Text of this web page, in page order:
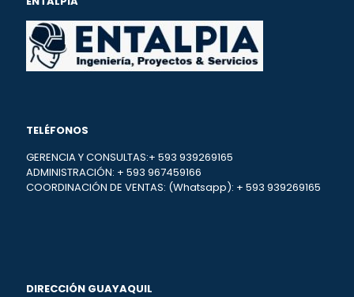
TELÉFONOS
GERENCIA Y CONSULTAS:+ 593 939269165
ADMINISTRACIÓN: + 593 967459166
COORDINACIÓN DE VENTAS: (Whatsapp): + 593 939269165
DIRECCIÓN GUAYAQUIL